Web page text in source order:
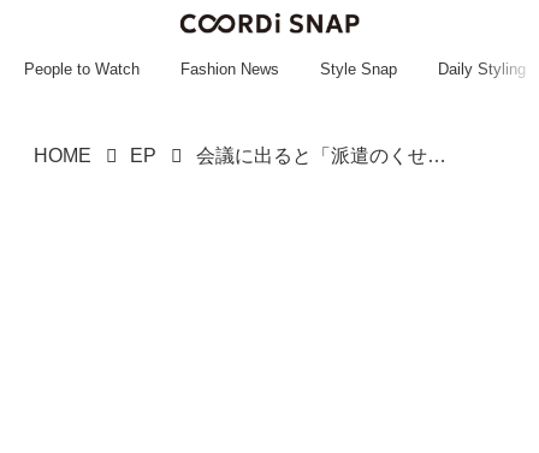
~~~~~~~~~~~
People to Watch Fashion News Style Snap Daily Styling
HOME EP 会議に出ると「派遣のくせに10年早い」→ 直後「ぜひ参加いただきたく」青ざめて『謝り倒したワケ』